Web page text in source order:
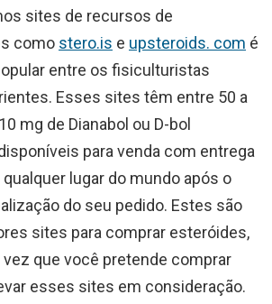
sites de recursos de
como stero.is e upsteroids. com é
entre os fisiculturistas
Esses sites têm entre 50 a
mg de Dianabol ou D-bol
para venda com entrega
lugar do mundo após o
do seu pedido. Estes são
sites para comprar esteróides,
vez que você pretende comprar
esses sites em consideração.